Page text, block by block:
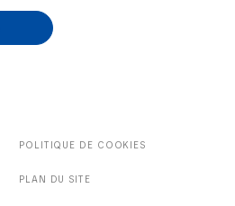
POLITIQUE DE COOKIES
PLAN DU SITE